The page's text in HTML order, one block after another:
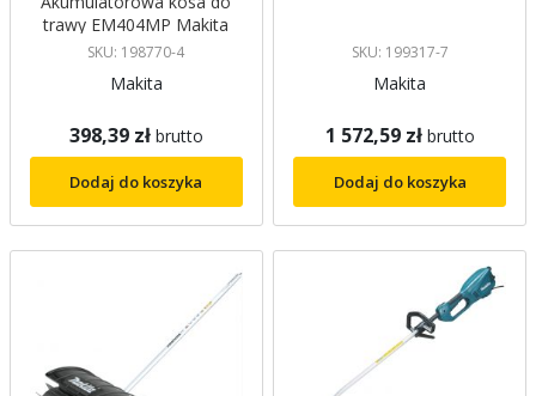
trawy EM404MP Makita
SKU: 198770-4
Makita
398,39 zł brutto
Dodaj do koszyka
SKU: 199317-7
Makita
1 572,59 zł brutto
Dodaj do koszyka